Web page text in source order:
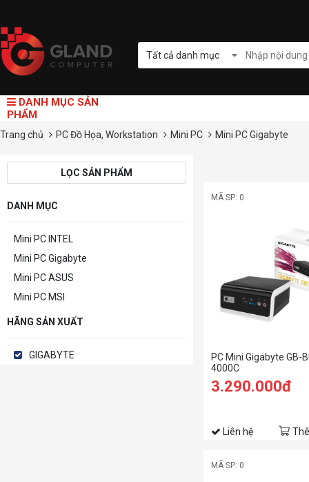
Tất cả danh mục
DANH MỤC SẢN
PHẨM
Trang chủ PC Đồ Họa, Workstation Mini PC Mini PC Gigabyte
LỌC SẢN PHẨM
DANH MỤC
Mini PC INTEL
Mini PC Gigabyte
Mini PC ASUS
Mini PC MSI
HÃNG SẢN XUẤT
GIGABYTE
MÃ SP: 0
PC Mini Gigabyte GB-
4000C
3.290.000đ
Liên hệ
MÃ SP: 0